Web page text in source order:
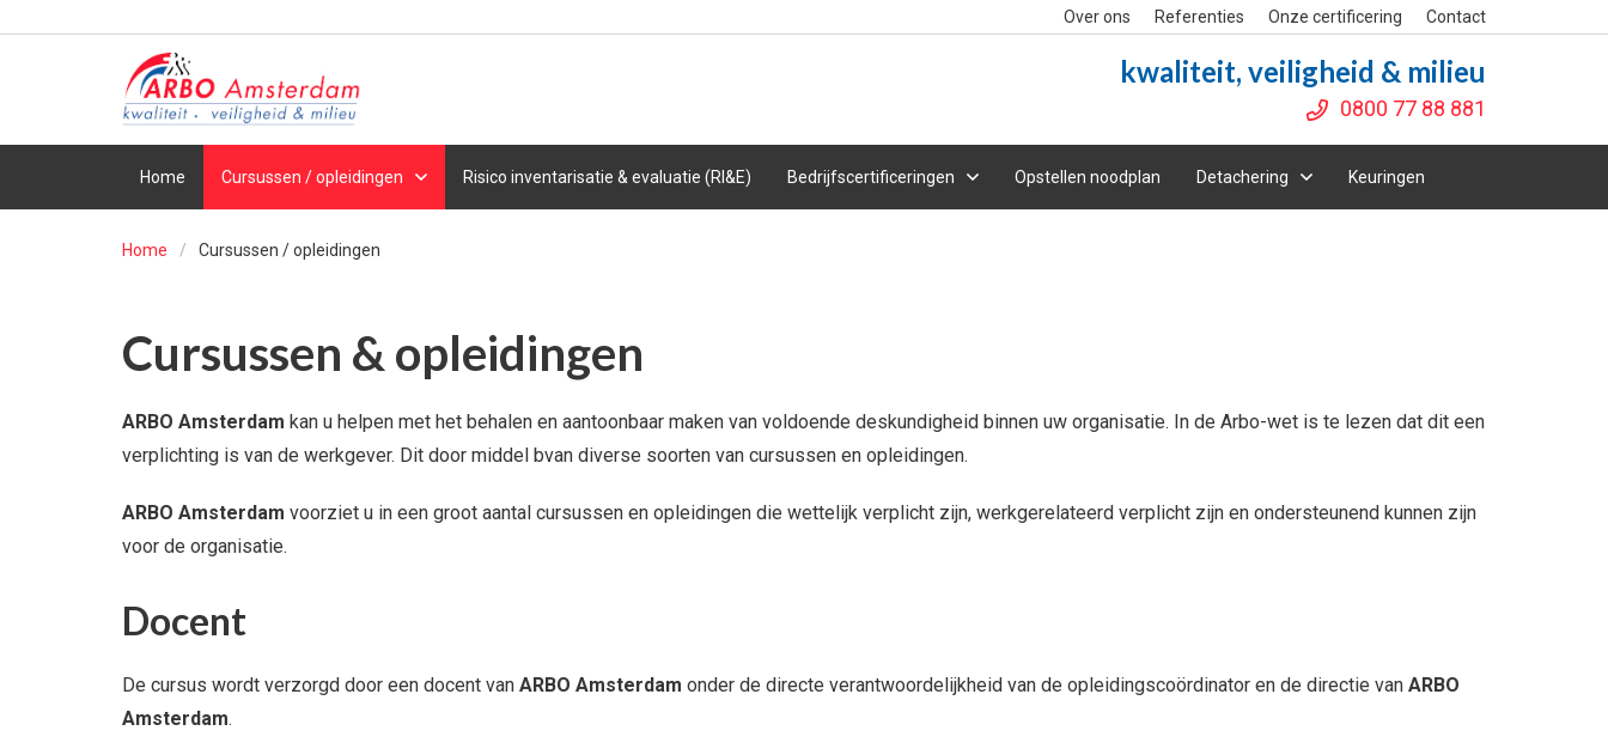
Over ons Referenties Onze certificering Contact
kwaliteit, veiligheid & milieu
0800 77 88 881
Home Cursussen / opleidingen Risico inventarisatie & evaluatie (RI&E) Bedrijfscertificeringen Opstellen noodplan Detachering Keuringen
Home Cursussen / opleidingen
Cursussen & opleidingen
ARBO Amsterdam kan u helpen met het behalen en aantoonbaar maken van voldoende deskundigheid binnen uw organisatie. In de Arbo-wet is te lezen dat dit een
verplichting is van de werkgever. Dit door middel bvan diverse soorten van cursussen en opleidingen.
ARBO Amsterdam voorziet u in een groot aantal cursussen en opleidingen die wettelijk verplicht zijn, werkgerelateerd verplicht zijn en ondersteunend kunnen zijn
voor de organisatie.
Docent
De cursus wordt verzorgd door een docent van ARBO Amsterdam onder de directe verantwoordelijkheid van de opleidingscoördinator en de directie van ARBO
Amsterdam.